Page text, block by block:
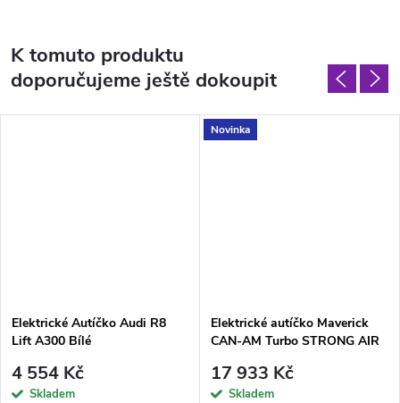
K tomuto produktu
doporučujeme ještě dokoupit
Elektrické Autíčko Audi R8
Lift A300 Bílé
4 554 Kč
Skladem
Novinka
Elektrické autíčko Maverick
CAN-AM Turbo STRONG AIR
17 933 Kč
Skladem